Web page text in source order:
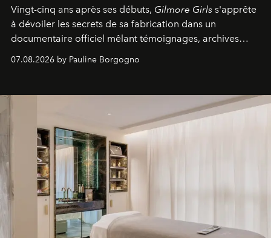
Vingt-cinq ans après ses débuts, Gilmore Girls s'apprête
à dévoiler les secrets de sa fabrication dans un
documentaire officiel mêlant témoignages, archives
inédites et plongée dans les coulisses d'un phénomène
générationnel.
07.08.2026 by Pauline Borgogno